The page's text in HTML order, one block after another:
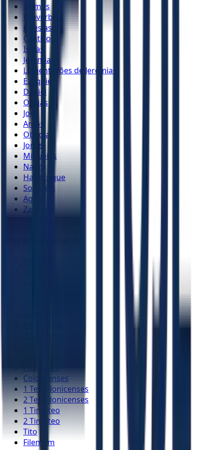
Salmos
Provérbios
Eclesiastes
Cânticos
Isaías
Jeremias
Lamentações de Jeremias
Ezequiel
Daniel
Oséias
Joel
Amós
Obadias
Jonas
Miquéias
Naum
Habacuque
Sofonias
Ageu
Zacarias
Colossenses
1 Tessalonicenses
2 Tessalonicenses
1 Timóteo
2 Timóteo
Tito
Filemom